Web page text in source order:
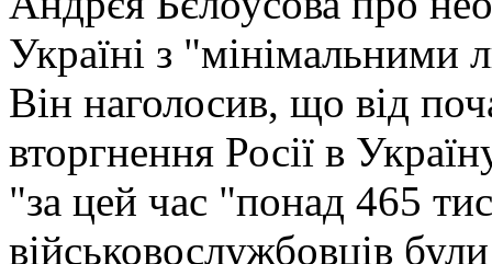
Україні з "мінімальними
Він наголосив, що від
вторгнення Росії в
"за цей час "понад 465
військовослужбовців